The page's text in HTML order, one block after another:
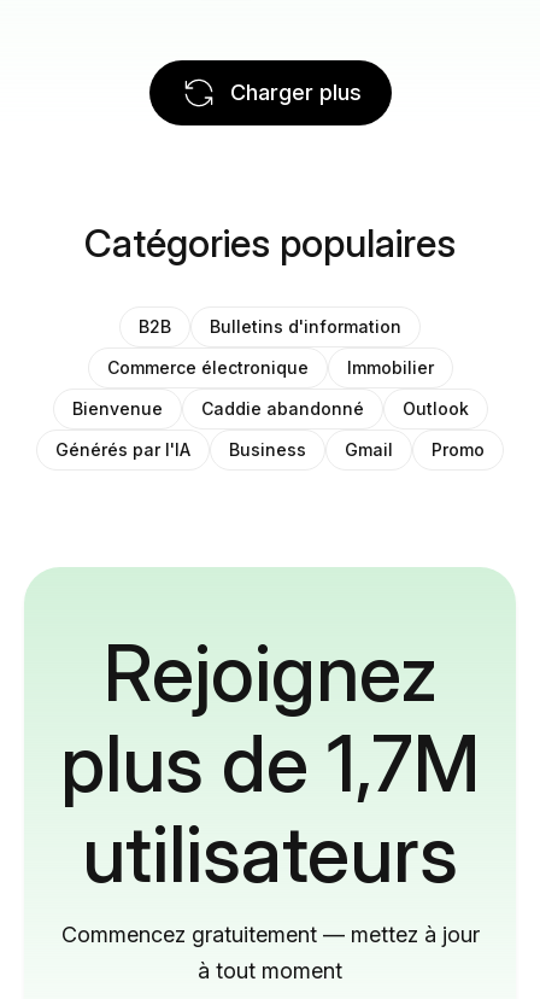
Charger plus
Catégories populaires
B2B
Bulletins d'information
Commerce électronique
Immobilier
Bienvenue
Caddie abandonné
Outlook
Générés par l'IA
Business Gmail Promo
Rejoignez
plus de 1,7M
utilisateurs
Commencez gratuitement — mettez à jour
à tout moment